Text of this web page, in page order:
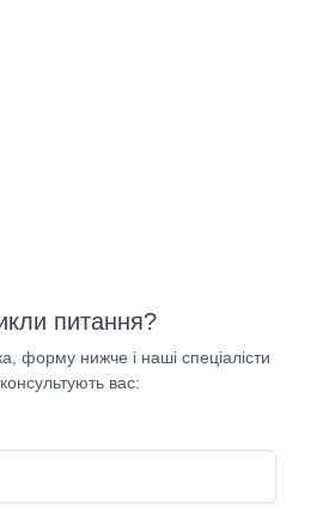
питання?
форму нижче і наші спеціалісти
вас: